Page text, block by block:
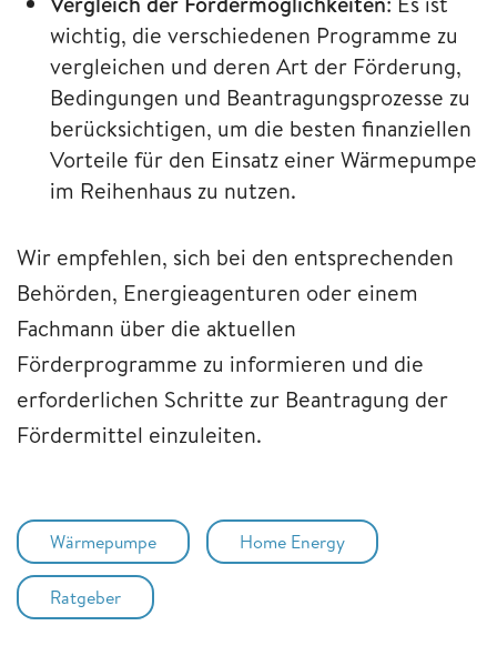
wichtig, die verschiedenen Programme zu
vergleichen und deren Art der Förderung,
Bedingungen und Beantragungsprozesse zu
berücksichtigen, um die besten finanziellen
Vorteile für den Einsatz einer Wärmepumpe
im Reihenhaus zu nutzen.
Wir empfehlen, sich bei den entsprechenden
Behörden, Energieagenturen oder einem
Fachmann über die aktuellen
Förderprogramme zu informieren und die
erforderlichen Schritte zur Beantragung der
Fördermittel einzuleiten.
Wärmepumpe Home Energy
Ratgeber